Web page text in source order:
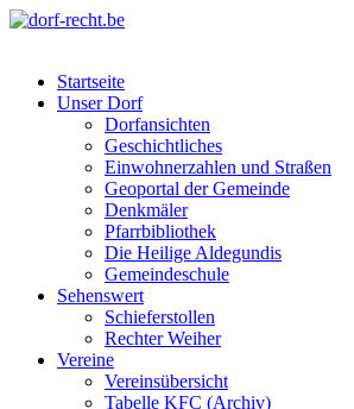
Skip
Startseite
Unser Dorf
Dorfansichten
Geschichtliches
Einwohnerzahlen und Straßen
Geoportal der Gemeinde
Denkmäler
Pfarrbibliothek
Die Heilige Aldegundis
Gemeindeschule
Sehenswert
Schieferstollen
Rechter Weiher
Vereine
Vereinsübersicht
Tabelle KFC (Archiv)